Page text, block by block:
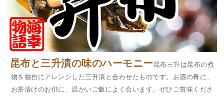
昆布と三升漬の味のハーモニー 昆布三升は昆布の煮
物を独自にアレンジした三升漬と合わせたものです。お酒の肴に、
お茶漬けのお供に、温かいご飯によく合います。ぜひご賞味くださ